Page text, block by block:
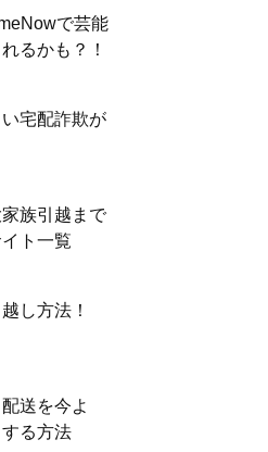
で芸能
るかも？！
い宅配詐欺が
族引越まで
ト一覧
し方法！
送を今よ
る方法